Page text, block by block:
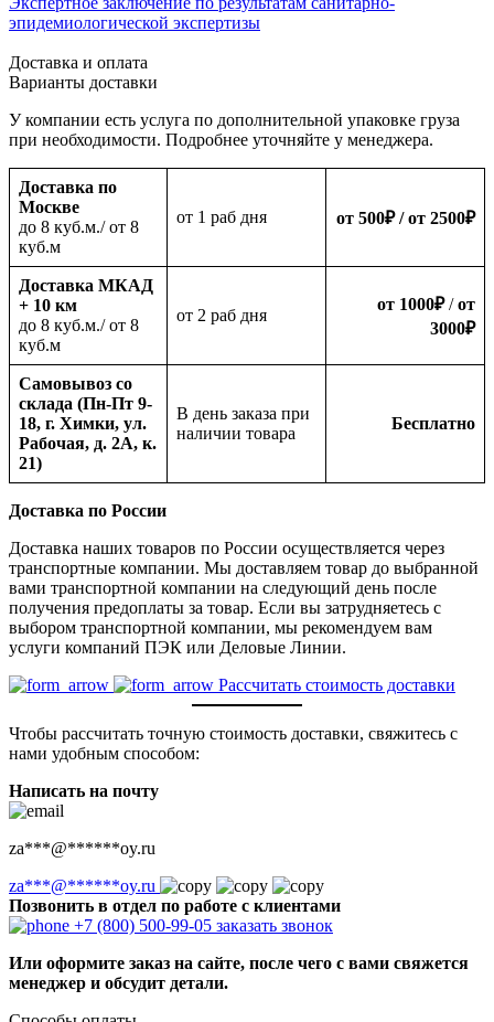
эпидемиологической экспертизы
Доставка и оплата
Варианты доставки
У компании есть услуга по дополнительной упаковке груза
при необходимости. Подробнее уточняйте у менеджера.
Доставка по
Москве
до 8 куб.м./ от 8
куб.м
oт 1 раб дня от 500₽/ от 2500₽
Доставка МКАД
+ 10 км
до 8 куб.м./ от 8
куб.м
oт 2 раб дня
от 1000₽/от
3000₽
Самовывоз со
склада (Пн-Пт 9-
18, г. Химки, ул.
Рабочая, д. 2А, к.
21)
В день заказа при
наличии товара
Бесплатно
Доставка по России
Доставка наших товаров по России осуществляется через
транспортные компании. Мы доставляем товар до выбранной
вами транспортной компании на следующий день после
получения предоплаты за товар. Если вы затрудняетесь с
выбором транспортной компании, мы рекомендуем вам
услуги компаний ПЭК или Деловые Линии.
Рассчитать стоимость доставки
Чтобы рассчитать точную стоимость доставки, свяжитесь с
нами удобным способом:
Написать на почту
za***@******oy.ru
za***@******oy.ru
Позвонить в отдел по работе с клиентами
+7 (800) 500-99-05 заказать звонок
Или оформите заказ на сайте, после чего с вами свяжется
менеджер и обсудит детали.